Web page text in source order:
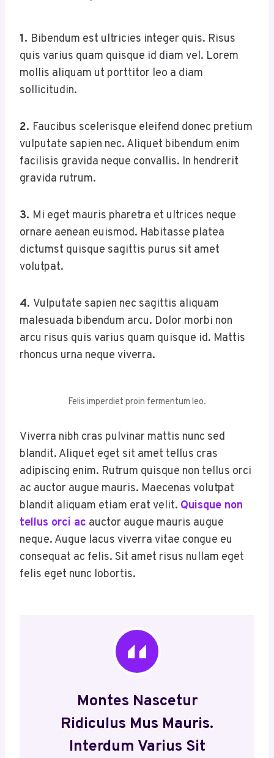
1. Bibendum est ultricies integer quis. Risus
quis varius quam quisque id diam vel. Lorem
mollis aliquam ut porttitor leo a diam
sollicitudin.
2. Faucibus scelerisque eleifend donec pretium
vulputate sapien nec. Aliquet bibendum enim
facilisis gravida neque convallis. In hendrerit
gravida rutrum.
3. Mi eget mauris pharetra et ultrices neque
ornare aenean euismod. Habitasse platea
dictumst quisque sagittis purus sit amet
volutpat.
4. Vulputate sapien nec sagittis aliquam
malesuada bibendum arcu. Dolor morbi non
arcu risus quis varius quam quisque id. Mattis
rhoncus urna neque viverra.
Felis imperdiet proin fermentum leo.
Viverra nibh cras pulvinar mattis nunc sed
blandit. Aliquet eget sit amet tellus cras
adipiscing enim. Rutrum quisque non tellus orci
ac auctor augue mauris. Maecenas volutpat
blandit aliquam etiam erat velit. Quisque non
tellus orci ac auctor augue mauris augue
neque. Augue lacus viverra vitae congue eu
consequat ac felis. Sit amet risus nullam eget
felis eget nunc lobortis.
Montes Nascetur
Ridiculus Mus Mauris.
Interdum Varius Sit